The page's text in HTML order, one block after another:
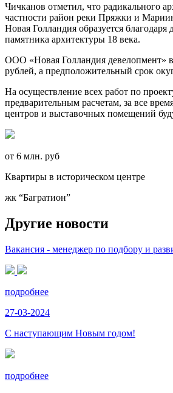
Чичканов отметил, что радикального
частности район реки Пряжки и
Новая Голландия образуется
памятника архитектуры 18 века.
ООО «Новая Голландия девелопмент»
рублей, а предположительный срок
На осуществление всех работ по
предварительным расчетам, за все
центров и выставочных помещений
от 6 млн. руб
Квартиры в историческом центре
жк “Багратион”
Другие новости
Вакансия - менеджер по подбору и
подробнее
27-03-2024
С наступающим Новым годом!
подробнее